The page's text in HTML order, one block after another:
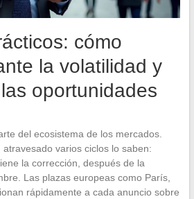
cómo
la volatilidad y
oportunidades
del ecosistema de los mercados.
varios ciclos lo saben:
la corrección, después de la
Las plazas europeas como París,
rápidamente a cada anuncio sobre